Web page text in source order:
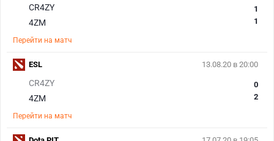
CR4ZY
4ZM
1
1
Перейти на матч
13.08.20 в 20:00
CR4ZY
4ZM
0
2
Перейти на матч
ESL